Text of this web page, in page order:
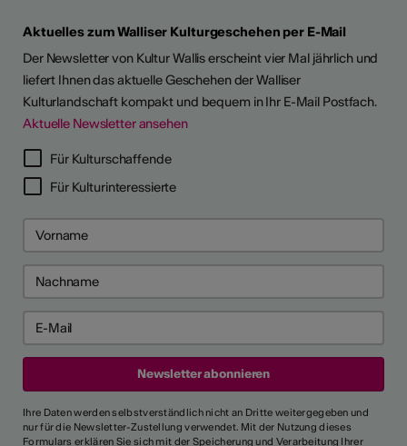
Aktuelles zum Walliser Kulturgeschehen per E-Mail
Der Newsletter von Kultur Wallis erscheint vier Mal jährlich und
liefert Ihnen das aktuelle Geschehen der Walliser
Kulturlandschaft kompakt und bequem in Ihr E-Mail Postfach.
Aktuelle Newsletter ansehen
Für Kulturschaffende
Für Kulturinteressierte
Ihre Daten werden selbstverständlich nicht an Dritte weitergegeben und
nur für die Newsletter-Zustellung verwendet. Mit der Nutzung dieses
Formulars erklären Sie sich mit der Speicherung und Verarbeitung Ihrer